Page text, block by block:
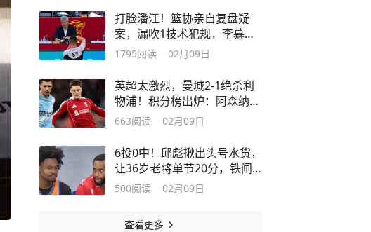
打脸潘江！篮协亲自复盘疑
案，漏吹1技术犯规，李慕豪
伸腿不犯规
1795阅读 02月09日
英超太激烈，曼城2-1绝杀利
物浦！积分榜出炉：阿森纳领
先六分！
663阅读 02月09日
6投0中！邱彪揪出头号水货，
让36岁老将单节20分，铁闸5
分钟犯满
500阅读 02月09日
查看更多